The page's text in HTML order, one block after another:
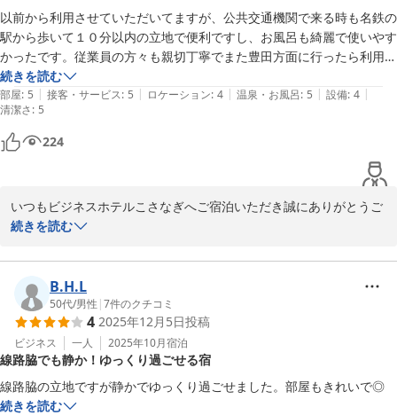
心よりお待ちしております。
ビジネスホテルこさなぎ
代表　高橋さとえ
ビジネスホテル こさなぎ
以前から利用させていただいてますが、公共交通機関で来る時も名鉄の
駅から歩いて１０分以内の立地で便利ですし、お風呂も綺麗で使いやす
かったです。従業員の方々も親切丁寧でまた豊田方面に行ったら利用し
ょうと思います。是非みなさんも豊田方面に行ったときは利用してくだ
さい。リーズナブルな御値段でオススメなのと近所に良い居酒屋さんも
あったのでそこもオススメです。
続きを読む
部屋: 5 | 接客・サービス: 5 | ロケーション: 4 | 温泉・お風呂: 5 | 設備: 4 |
清潔さ: 5
224
いつもビジネスホテルこさなぎへご宿泊いただき誠にありがとうご
ざいます。
ホテルの滞在にご満足いただけているようで大変嬉しくスタッフ一
同今後も励みになります。
次回のお越しを心よりお待ちしております。
寒い季節に入りますが、どうぞご自愛くださいませ。
ビジネスホテルこさなぎ
代表　高橋さとえ
続きを読む
B.H.L
50代/男性 |7件のクチコミ
4 2025年12月5日投稿
ビジネス 一人 2025年10月宿泊
線路脇でも静か！ゆっくり過ごせる宿
線路脇の立地ですが静かでゆっくり過ごせました。部屋もきれいで◎
続きを読む